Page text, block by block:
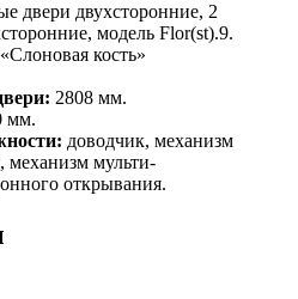
двери двухсторонние, 2
модель Flor(st).9.
кость»
2808 мм.
мм.
доводчик, механизм
механизм мульти-
открывания.